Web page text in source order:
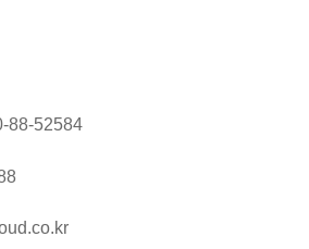
88-52584